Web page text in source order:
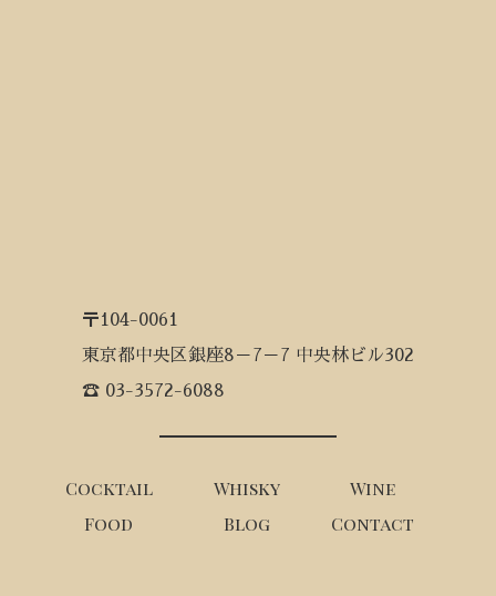
〒104-0061
東京都中央区銀座8－7－7 中央林ビル302
☎ 03-3572-6088
Cocktail Whisky
Wine
Food
Blog Contact